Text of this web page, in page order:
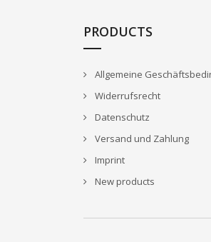
PRODUCTS
Allgemeine
Widerrufsrecht
Datenschutz
Versand und Zahlung
Imprint
New products